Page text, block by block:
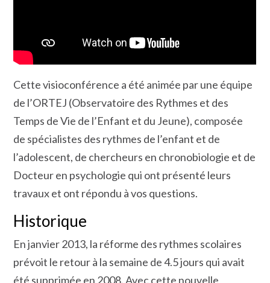
Cette visioconférence a été animée par une équipe
de l’ORTEJ (Observatoire des Rythmes et des
Temps de Vie de l’Enfant et du Jeune), composée
de spécialistes des rythmes de l’enfant et de
l’adolescent, de chercheurs en chronobiologie et de
Docteur en psychologie qui ont présenté leurs
travaux et ont répondu à vos questions.
Historique
En janvier 2013, la réforme des rythmes scolaires
prévoit le retour à la semaine de 4.5 jours qui avait
été supprimée en 2008. Avec cette nouvelle